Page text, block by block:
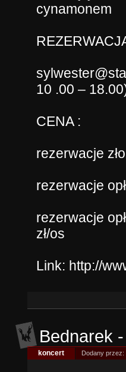
cynamonem
10 .00 –
CENA :
rezerwacje
rezerwacje
rezerwacje
zł/os
Link: http://
Bednarek
koncert Dodany przez: